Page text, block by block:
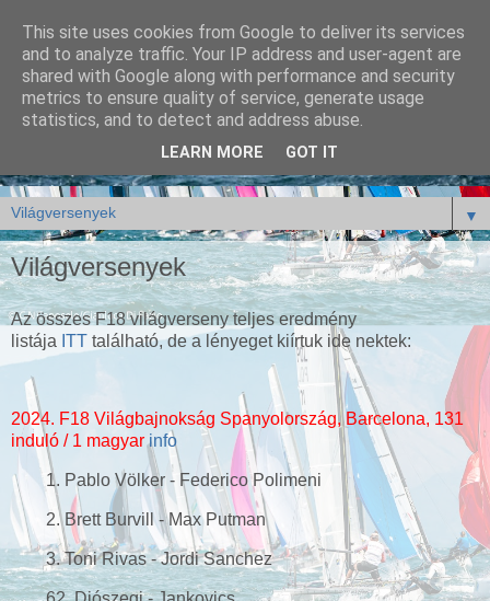
▼
Világversenyek
Az összes F18 világverseny teljes eredmény
listája ITT található, de a lényeget kiírtuk ide nektek:
2024. F18 Világbajnokság Spanyolország, Barcelona, 131
induló / 1 magyar info
1. Pablo Völker - Federico Polimeni
2. Brett Burvill - Max Putman
3. Toni Rivas - Jordi Sanchez
This site uses cookies from Google to deliver its services
and to analyze traffic. Your IP address and user-agent are
shared with Google along with performance and security
metrics to ensure quality of service, generate usage
statistics, and to detect and address abuse.
LEARN MORE GOT IT